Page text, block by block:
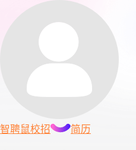
智聘鼠校招 简历